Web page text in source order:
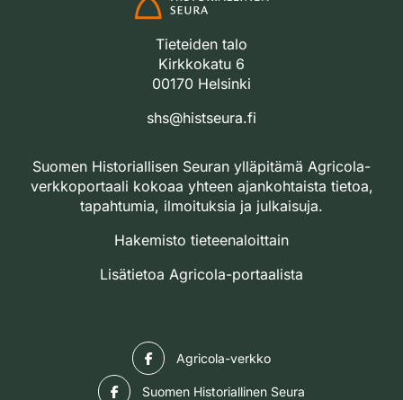
Tieteiden talo
Kirkkokatu 6
00170 Helsinki
shs@histseura.fi
Suomen Historiallisen Seuran ylläpitämä Agricola-
verkkoportaali kokoaa yhteen ajankohtaista tietoa,
tapahtumia, ilmoituksia ja julkaisuja.
Hakemisto tieteenaloittain
Lisätietoa Agricola-portaalista
Agricola-verkko
Suomen Historiallinen Seura